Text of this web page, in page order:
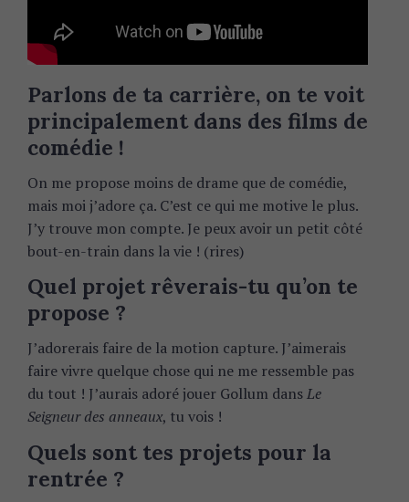
Parlons de ta carrière, on te voit
principalement dans des films de
comédie !
On me propose moins de drame que de comédie,
mais moi j’adore ça. C’est ce qui me motive le plus.
J’y trouve mon compte. Je peux avoir un petit côté
bout-en-train dans la vie ! (rires)
Quel projet rêverais-tu qu’on te
propose ?
J’adorerais faire de la motion capture. J’aimerais
faire vivre quelque chose qui ne me ressemble pas
du tout ! J’aurais adoré jouer Gollum dansLe
Seigneur des anneaux, tu vois !
Quels sont tes projets pour la
rentrée ?